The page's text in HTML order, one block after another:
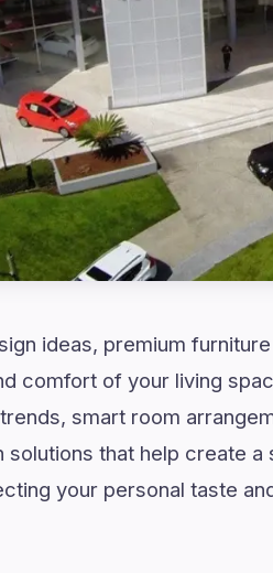
ideas, premium
comfort of your living
smart room
that help create
your personal taste